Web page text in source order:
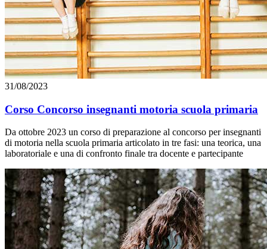
31/08/2023
Corso Concorso insegnanti motoria scuola primaria
Da ottobre 2023 un corso di preparazione al concorso per insegnanti
di motoria nella scuola primaria articolato in tre fasi: una teorica, una
laboratoriale e una di confronto finale tra docente e partecipante